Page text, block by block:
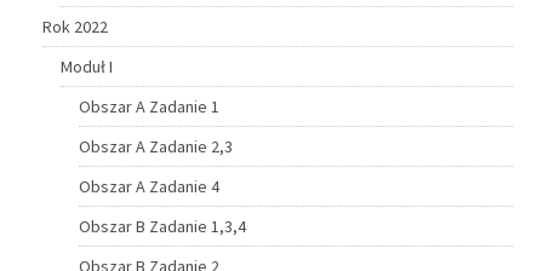
Rok 2022
Moduł I
Obszar A Zadanie 1
Obszar A Zadanie 2,3
Obszar A Zadanie 4
Obszar B Zadanie 1,3,4
Obszar B Zadanie 2